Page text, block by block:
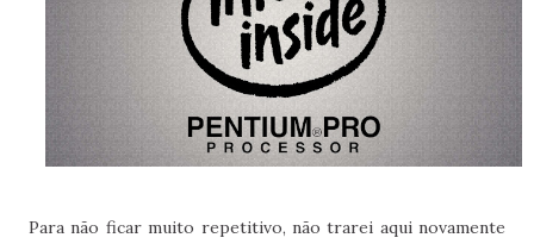
Para não ficar muito repetitivo, não trarei aqui novamente